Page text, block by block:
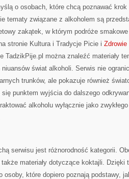
o osobach, które chcą poznawać
tematy związane z alkoholem są
zakątek, w którym podróże
stronie Kultura i Tradycje Picie i Zdrowie
TadzikPije.pl można znaleźć materiały
świat alkoholi. Serwis nie
trunków, ale pokazuje również
punktem wyjścia do dalszego
alkoholu wyłącznie jako
serwisu jest różnorodność kategorii.
materiały dotyczące koktajli. Dzięki
osoby, które dopiero poznają podstawy,